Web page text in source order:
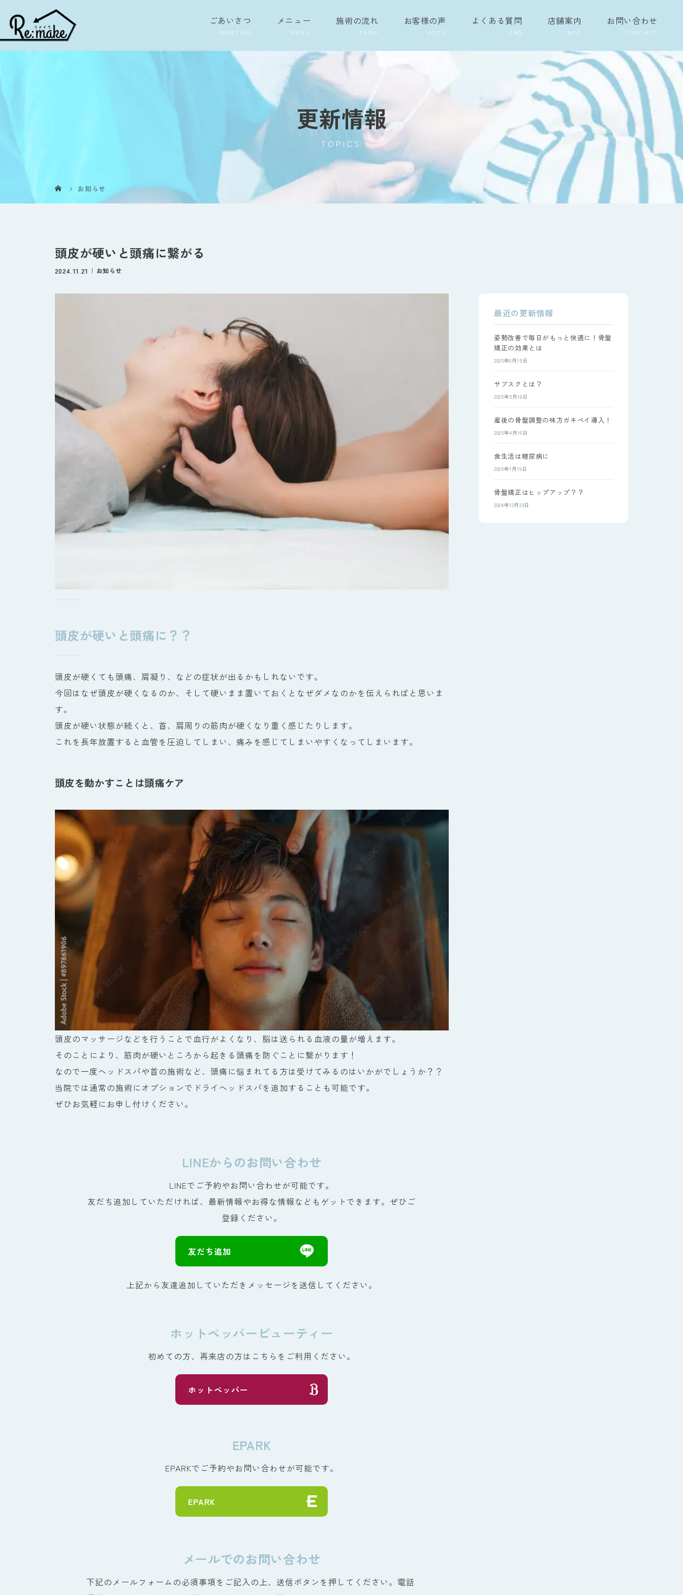
ごあいさつ メニュー 施術の流れ お客様の声 よくある質問 店舗案内 お問い合わせ
更新情報
TOPICS
お知らせ
頭皮が硬いと頭痛に繋がる
2024.11.21 お知らせ
頭皮が硬いと頭痛に？？
頭皮が硬くても頭痛、肩凝り、などの症状が出るかもしれないです。
今回はなぜ頭皮が硬くなるのか、そして硬いまま置いておくとなぜダメなのかを伝えらればと思いま
す。
頭皮が硬い状態が続くと、首、肩周りの筋肉が硬くなり重く感じたりします。
これを長年放置すると血管を圧迫してしまい、痛みを感じてしまいやすくなってしまいます。
頭皮を動かすことは頭痛ケア
頭皮のマッサージなどを行うことで血行がよくなり、脳は送られる血液の量が増えます。
そのことにより、筋肉が硬いところから起きる頭痛を防ぐことに繋がります！
なので一度ヘッドスパや首の施術など、頭痛に悩まれてる方は受けてみるのはいかがでしょうか？？
当院では通常の施術にオプションでドライヘッドスパを追加することも可能です。
ぜひお気軽にお申し付けください。
LINEからのお問い合わせ
LINEでご予約やお問い合わせが可能です。
友だち追加していただければ、最新情報やお得な情報などもゲットできます。ぜひご
登録ください。
友だち追加
上記から友達追加していただきメッセージを送信してください。
ホットペッパービューティー
初めての方、再来店の方はこちらをご利用ください。
ホットペッパー
EPARK
EPARKでご予約やお問い合わせが可能です。
EPARK
メールでのお問い合わせ
下記のメールフォームの必須事項をご記入の上、送信ボタンを押してください。電話
最近の更新情報
姿勢改善で毎日がもっと快適に！骨盤
矯正の効果とは
2025年6月15日
サブスクとは？
2025年5月18日
産後の骨盤調整の味方ガキペイ導入！
2025年4月16日
食生活は糖尿病に
2025年1月19日
骨盤矯正はヒップアップ？？
2024年12月23日